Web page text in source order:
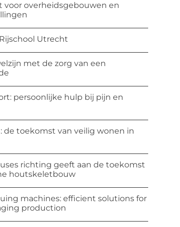
voor overheidsgebouwen en
Utrecht
met de zorg van een
persoonlijke hulp bij pijn en
de toekomst van veilig wonen in
richting geeft aan de toekomst
houtskeletbouw
machines: efficient solutions for
production